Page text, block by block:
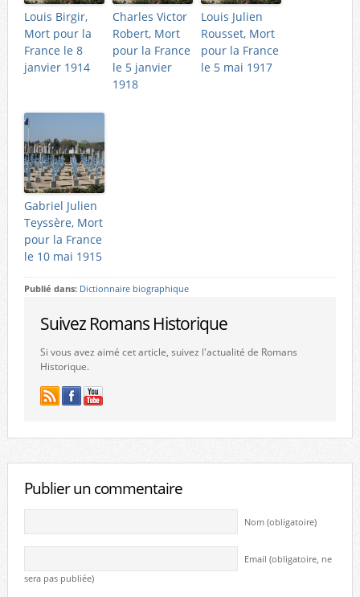
Louis Birgir,
Mort pour la
France le 8
janvier 1914
Charles Victor
Robert, Mort
pour la France
le 5 janvier
1918
Louis Julien
Rousset, Mort
pour la France
le 5 mai 1917
Gabriel Julien
Teyssère, Mort
pour la France
le 10 mai 1915
Publié dans: Dictionnaire biographique
Suivez Romans Historique
Si vous avez aimé cet article, suivez l'actualité de Romans
Historique.
Publier un commentaire
Nom (obligatoire)
Email (obligatoire, ne
sera pas publiée)